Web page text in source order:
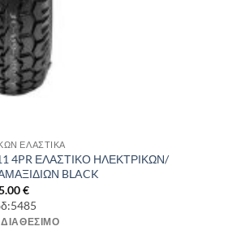
ΕΛΑΣΤΙΚΑ
4PR ΕΛΑΣΤΙΚΟ ΗΛΕΚΤΡΙΚΩΝ/
BLACK
€